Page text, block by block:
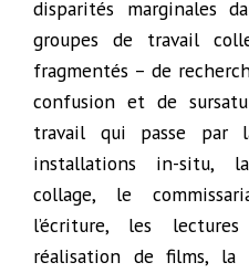
disparités marginales
groupes de travail
fragmentés – de
confusion et de
travail qui passe par
installations in-situ,
collage, le
l’écriture, les
réalisation de films, la